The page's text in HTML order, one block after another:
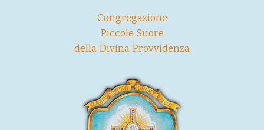
Congregazione
Piccole Suore
della Divina Provvidenza